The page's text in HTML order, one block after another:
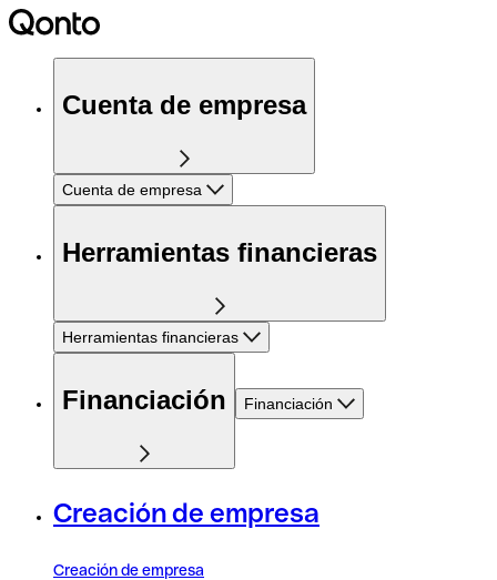
Cuenta de empresa
Cuenta de empresa
Herramientas financieras
Herramientas financieras
Financiación Financiación
Creación de empresa
Creación de empresa